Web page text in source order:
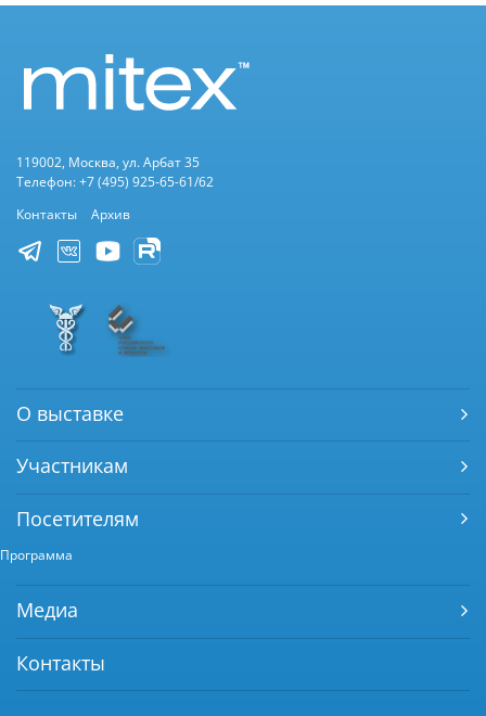
119002, Москва, ул. Арбат 35
Телефон: +7 (495) 925-65-61/62
Контакты
Архив
О выставке
Участникам
Посетителям
Программа
Медиа
Контакты